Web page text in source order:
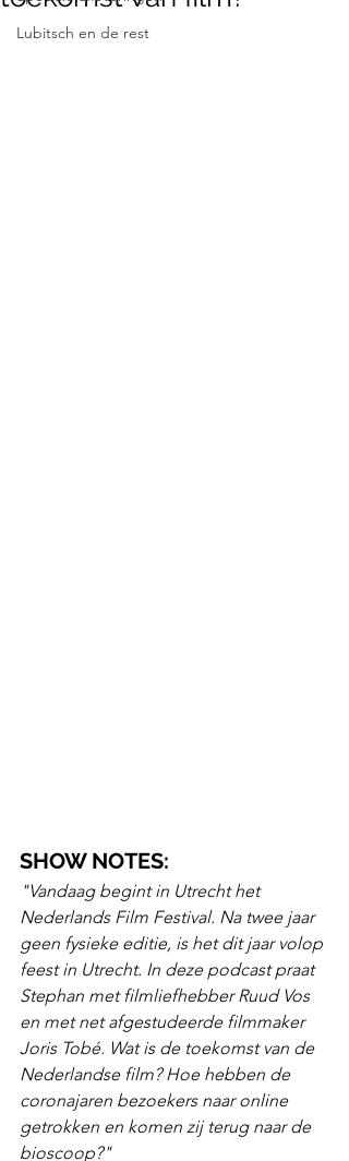
Lubitsch en de rest
SHOW NOTES:
"Vandaag begint in Utrecht het
Nederlands Film Festival. Na twee jaar
geen fysieke editie, is het dit jaar volop
feest in Utrecht. In deze podcast praat
Stephan met filmliefhebber Ruud Vos
en met net afgestudeerde filmmaker
Joris Tobé. Wat is de toekomst van de
Nederlandse film? Hoe hebben de
coronajaren bezoekers naar online
getrokken en komen zij terug naar de
bioscoop?"